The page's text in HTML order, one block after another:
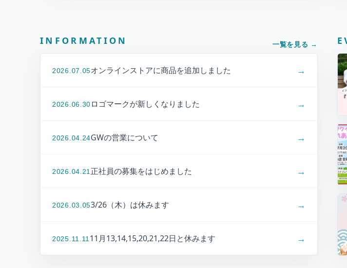
お知らせとイベント情報
INFORMATION 一覧を見る →
2026.07.05オンラインストアに商品を追加しました →
2026.06.30 ロゴマークが新しくなりました →
2026.04.24GWの営業について →
2026.04.21 正社員の募集をはじめました →
2026.03.053/26（木）は休みます →
2025.11.11 11月13,14,15,20,21,22日と休みます →